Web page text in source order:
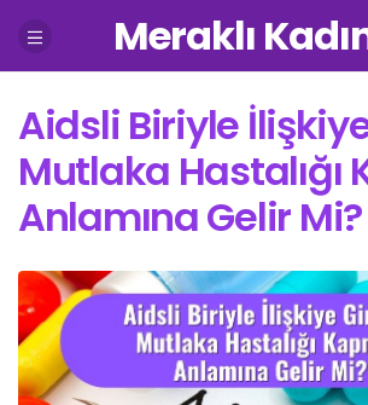
Meraklı
Aidsli Biriyle
Mutlaka Hastalığı
Anlamına Gelir Mi?